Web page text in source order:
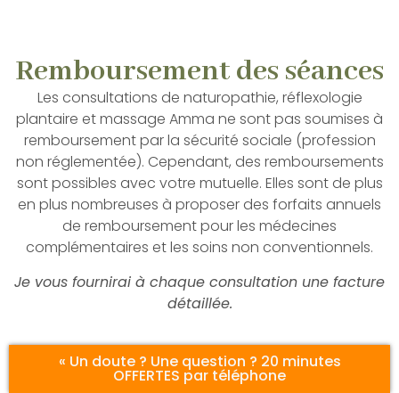
Remboursement des séances
Les consultations de naturopathie, réflexologie
plantaire et massage Amma ne sont pas soumises à
remboursement par la sécurité sociale (profession
non réglementée). Cependant, des remboursements
sont possibles avec votre mutuelle. Elles sont de plus
en plus nombreuses à proposer des forfaits annuels
de remboursement pour les médecines
complémentaires et les soins non conventionnels.
Je vous fournirai à chaque consultation une facture
détaillée.
« Un doute ? Une question ? 20 minutes
OFFERTES par téléphone